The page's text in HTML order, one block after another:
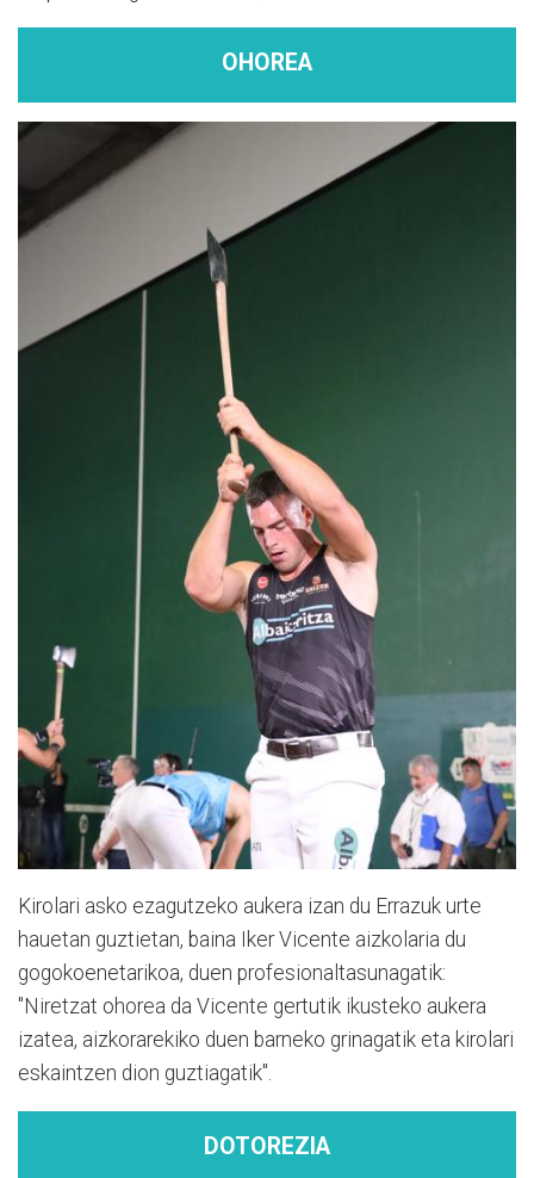
OHOREA
Kirolari asko ezagutzeko aukera izan du Errazuk urte
hauetan guztietan, baina Iker Vicente aizkolaria du
gogokoenetarikoa, duen profesionaltasunagatik:
"Niretzat ohorea da Vicente gertutik ikusteko aukera
izatea, aizkorarekiko duen barneko grinagatik eta kirolari
eskaintzen dion guztiagatik".
DOTOREZIA